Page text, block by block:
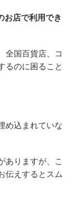
お店で利用でき
全国百貨店、コ
るのに困ること
め込まれていな
ありますが、こ
伝えするとスム